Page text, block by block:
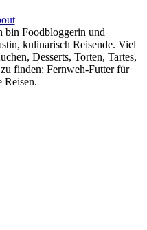
bin Foodbloggerin und
kulinarisch Reisende. Viel
Desserts, Torten, Tartes,
finden: Fernweh-Futter für
Reisen.